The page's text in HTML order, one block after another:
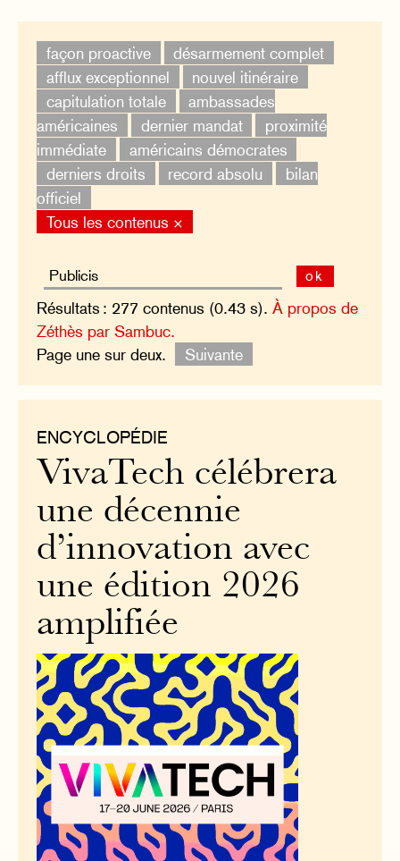
façon proactive
désarmement complet
afflux exceptionnel
nouvel itinéraire
capitulation totale
ambassades
américaines
dernier mandat
proximité
immédiate
américains démocrates
derniers droits
record absolu
bilan
officiel
Tous les contenus ×
ok
Résultats : 277 contenus (0.43 s).À propos de
Zéthès par Sambuc.
Page une sur deux.
Suivante
ENCYCLOPÉDIE
VivaTech célébrera
une décennie
d’innovation avec
une édition 2026
amplifiée